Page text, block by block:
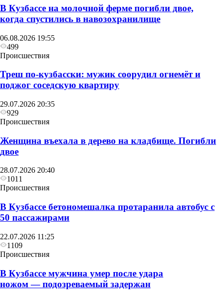
В Кузбассе на молочной ферме погибли двое,
когда спустились в навозохранилище
06.08.2026 19:55
499
Происшествия
Треш по-кузбасски: мужик соорудил огнемёт и
поджог соседскую квартиру
29.07.2026 20:35
929
Происшествия
Женщина въехала в дерево на кладбище. Погибли
двое
28.07.2026 20:40
1011
Происшествия
В Кузбассе бетономешалка протаранила автобус с
50 пассажирами
22.07.2026 11:25
1109
Происшествия
В Кузбассе мужчина умер после удара
ножом — подозреваемый задержан